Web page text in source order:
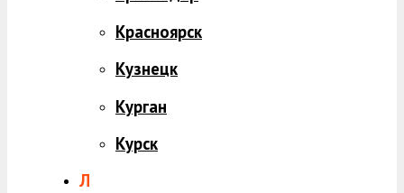
Красноярск
Кузнецк
Курган
Курск
Л